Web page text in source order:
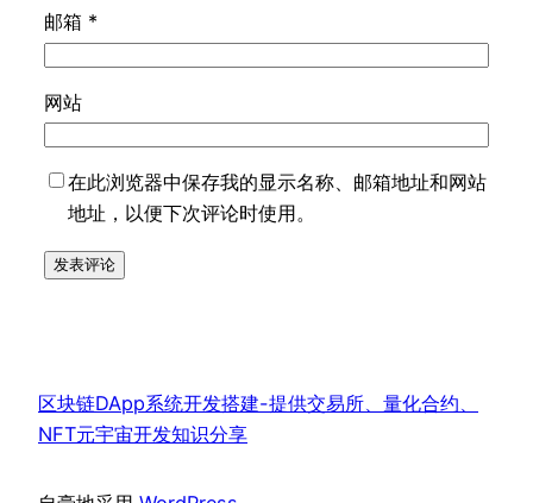
邮箱 *
网站
在此浏览器中保存我的显示名称、邮箱地址和网站
地址，以便下次评论时使用。
区块链DApp系统开发搭建-提供交易所、量化合约、
NFT元宇宙开发知识分享